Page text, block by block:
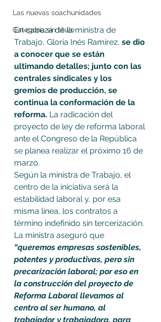
Las nuevas soachunidades
Categoría sin título
En cabeza de la ministra de
Trabajo, Gloria Inés Ramírez, se dio
a conocer que se están
ultimando detalles; junto con las
centrales sindicales y los
gremios de producción, se
continua la conformación de la
reforma. La radicación del
proyecto de ley de reforma laboral
ante el Congreso de la República
se planea realizar el próximo 16 de
marzo.
Según la ministra de Trabajo, el
centro de la iniciativa será la
estabilidad laboral y, por esa
misma línea, los contratos a
término indefinido sin tercerización.
La ministra aseguró que
“queremos empresas sostenibles,
potentes y productivas, pero sin
precarización laboral; por eso en
la construcción del proyecto de
Reforma Laboral llevamos al
centro al ser humano, al
trabajador y trabajadora, para